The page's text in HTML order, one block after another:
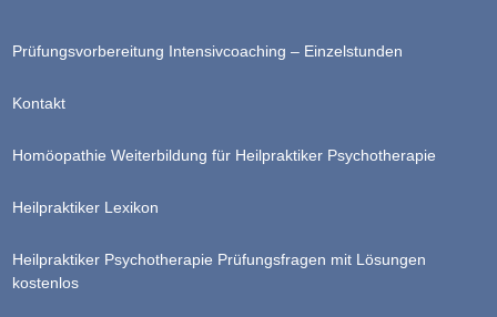
Prüfungsvorbereitung Intensivcoaching – Einzelstunden
Kontakt
Homöopathie Weiterbildung für Heilpraktiker Psychotherapie
Heilpraktiker Lexikon
Heilpraktiker Psychotherapie Prüfungsfragen mit Lösungen
kostenlos